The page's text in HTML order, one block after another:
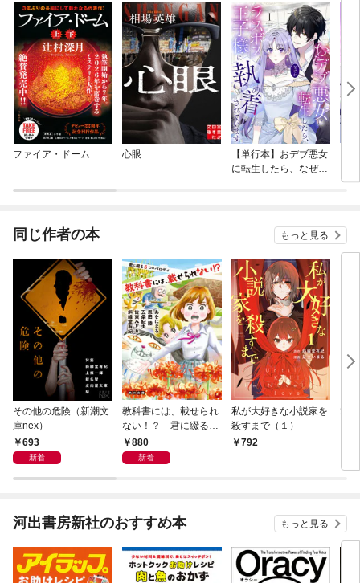
ファイア・ドーム 心眼
【単行本】おデブ悪女
に転生したら、なぜか
同じ作者の本 もっと見る
その他の危険（新潮文
庫nex）
693
新着
教科書には、載せられ
ない！？ 君に綴る５
つのパロディ
880
新着
私が大好きな小説家を
殺すまで（１）
792
君
河出書房新社のおすすめ本 もっと見る